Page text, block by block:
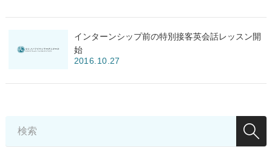
インターンシップ前の特別接客英会話レッスン開
始
2016.10.27